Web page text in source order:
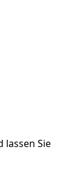
lassen Sie